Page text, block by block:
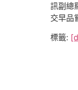
訊副總
交早品
標籤: